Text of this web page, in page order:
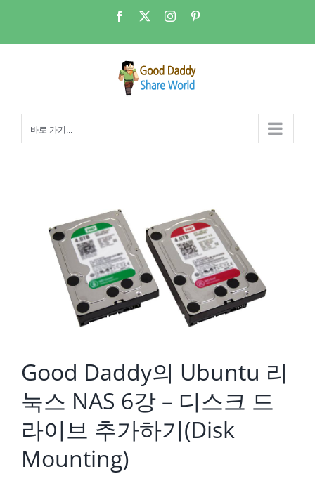
츠
Facebook Instagram
바로 가기...
Good Daddy의 Ubuntu 리
눅스 NAS 6강 – 디스크 드
라이브 추가하기(Disk
Mounting)